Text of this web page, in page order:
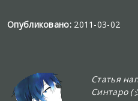
Опубликовано:2011-03-02
Статья
Синтаро (